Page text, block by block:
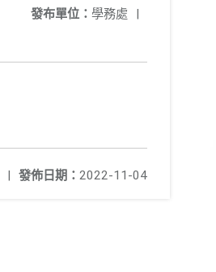
發布單位： 學務處 |
發佈日期： 2022-11-04
|